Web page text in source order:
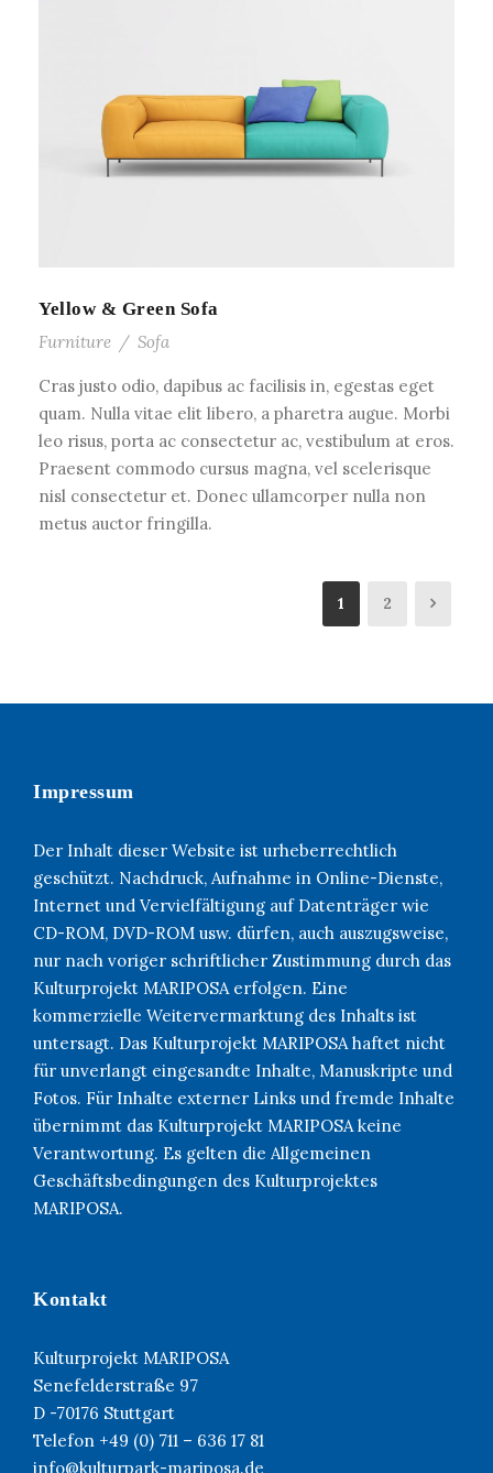
Yellow & Green Sofa
Furniture / Sofa
Cras justo odio, dapibus ac facilisis in, egestas eget
quam. Nulla vitae elit libero, a pharetra augue. Morbi
leo risus, porta ac consectetur ac, vestibulum at eros.
Praesent commodo cursus magna, vel scelerisque
nisl consectetur et. Donec ullamcorper nulla non
metus auctor fringilla.
1 2
Impressum
Der Inhalt dieser Website ist urheberrechtlich
geschützt. Nachdruck, Aufnahme in Online-Dienste,
Internet und Vervielfältigung auf Datenträger wie
CD-ROM, DVD-ROM usw. dürfen, auch auszugsweise,
nur nach voriger schriftlicher Zustimmung durch das
Kulturprojekt MARIPOSA erfolgen. Eine
kommerzielle Weitervermarktung des Inhalts ist
untersagt. Das Kulturprojekt MARIPOSA haftet nicht
für unverlangt eingesandte Inhalte, Manuskripte und
Fotos. Für Inhalte externer Links und fremde Inhalte
übernimmt das Kulturprojekt MARIPOSA keine
Verantwortung. Es gelten die Allgemeinen
Geschäftsbedingungen des Kulturprojektes
MARIPOSA.
Kontakt
Kulturprojekt MARIPOSA
Senefelderstraße 97
D -70176 Stuttgart
Telefon +49 (0) 711 – 636 17 81
info@kulturpark-mariposa.de